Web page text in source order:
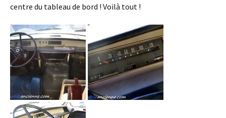
centre du tableau de bord ! Voilà tout !